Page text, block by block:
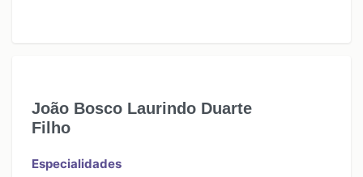
João Bosco Laurindo Duarte
Filho
Especialidades